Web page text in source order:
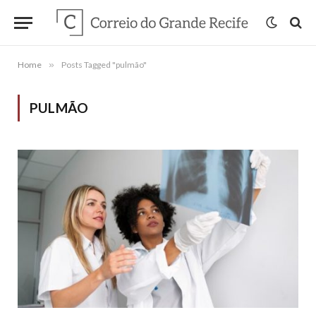
Home » Posts Tagged "pulmão"
PULMÃO